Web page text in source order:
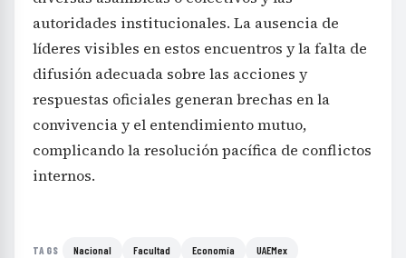
autoridades institucionales. La ausencia de
líderes visibles en estos encuentros y la falta de
difusión adecuada sobre las acciones y
respuestas oficiales generan brechas en la
convivencia y el entendimiento mutuo,
complicando la resolución pacífica de conflictos
internos.
TAGS Nacional Facultad Economía UAEMex